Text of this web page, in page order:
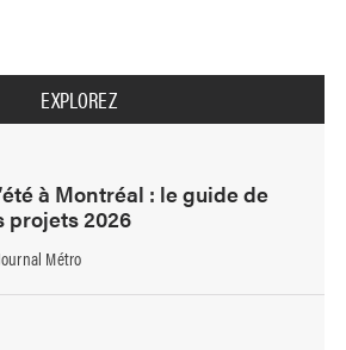
EXPLOREZ
à Montréal : le guide de
projets 2026
Métro